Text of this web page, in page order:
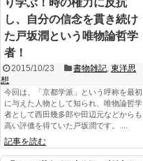
し、自分の信念を貫き続け
た戸坂潤という唯物論哲学
者！
2015/10/23 書物雑記 ,東洋思
想
今回は、「京都学派」という呼称を最初
に与えた人物として知られ、唯物論哲学
者として西田幾多郎や田辺元などからも
高い評価を得ていた戸坂潤です。 ...
記事を読む